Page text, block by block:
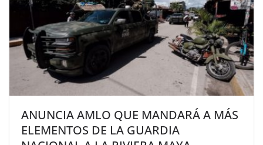
ANUNCIA AMLO QUE MANDARÁ A MÁS
ELEMENTOS DE LA GUARDIA